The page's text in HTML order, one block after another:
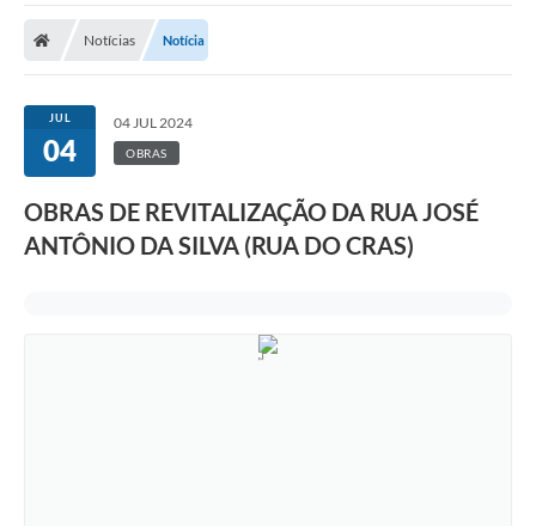
Notícias Notícia
JUL
04
04 JUL 2024
OBRAS
OBRAS DE REVITALIZAÇÃO DA RUA JOSÉ
ANTÔNIO DA SILVA (RUA DO CRAS)